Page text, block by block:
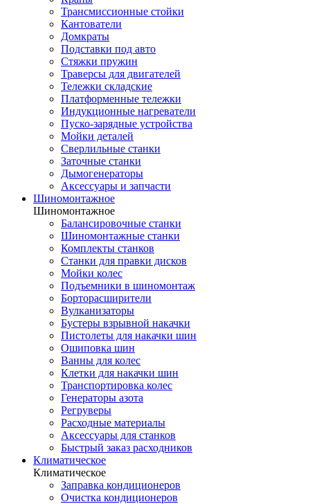
Трансмиссионные стойки
Кантователи
Домкраты
Подставки под авто
Стяжки пружин
Траверсы для двигателей
Тележки складские
Платформенные тележки
Индукционные нагреватели
Пуско-зарядные устройства
Мойки деталей
Сверлильные станки
Заточные станки
Дымогенераторы
Аксессуары и запчасти
Шиномонтажное
Шиномонтажное
Балансировочные станки
Шиномонтажные станки
Комплекты станков
Станки для правки дисков
Мойки колес
Подъемники в шиномонтаж
Борторасширители
Вулканизаторы
Бустеры взрывной накачки
Пистолеты для накачки шин
Ошиповка шин
Ванны для колес
Клетки для накачки шин
Транспортировка колес
Генераторы азота
Регруверы
Расходные материалы
Аксессуары для станков
Быстрый заказ расходников
Климатическое
Климатическое
Заправка кондиционеров
Очистка кондиционеров